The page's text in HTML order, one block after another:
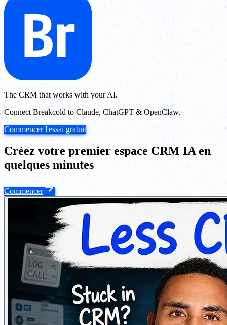
The CRM that works with your AI.
Connect Breakcold to Claude, ChatGPT & OpenClaw.
Commencer l'essai gratuit
Créez votre premier espace CRM IA en
quelques minutes
Commencer